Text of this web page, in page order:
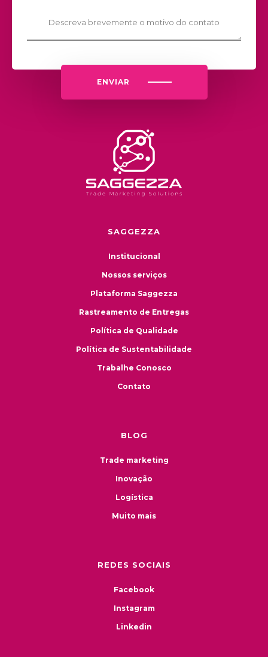
ENVIAR
SAGGEZZA
Institucional
Nossos serviços
Plataforma Saggezza
Rastreamento de Entregas
Política de Qualidade
Política de Sustentabilidade
Trabalhe Conosco
Contato
BLOG
Trade marketing
Inovação
Logística
Muito mais
REDES SOCIAIS
Facebook
Instagram
Linkedin